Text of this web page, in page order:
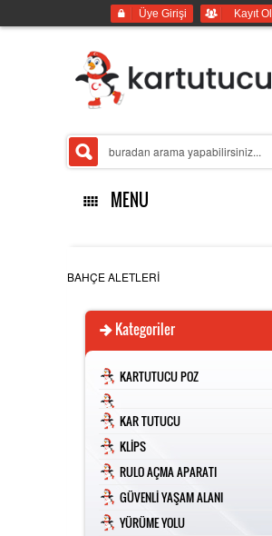
Üye Girişi Kayıt Ol
MENU
ANASAYFA
İMALATLARIMIZ
YOU TUBE
FACEBOOK
BAHÇE ALETLERİ
Kategoriler
KARTUTUCU POZ
KAR TUTUCU
KLİPS
RULO AÇMA APARATI
GÜVENLİ YAŞAM ALANI
YÜRÜME YOLU